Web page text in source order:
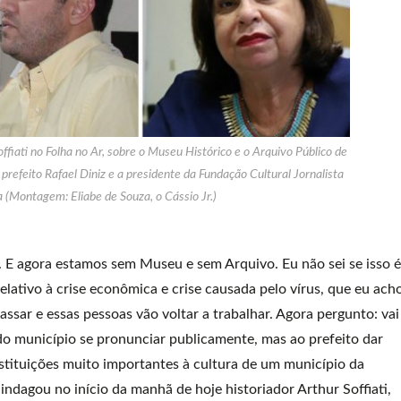
no Folha no Ar, sobre o Museu Histórico e o Arquivo Público de
Rafael Diniz e a presidente da Fundação Cultural Jornalista
Eliabe de Souza, o Cássio Jr.)
agora estamos sem Museu e sem Arquivo. Eu não sei se isso é
à crise econômica e crise causada pelo vírus, que eu
e essas pessoas vão voltar a trabalhar. Agora pergunto: vai
município se pronunciar publicamente, mas ao prefeito dar
muito importantes à cultura de um município da
no início da manhã de hoje historiador Arthur Soffiati,